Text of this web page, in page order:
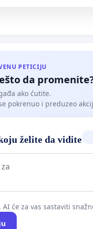
PETICIJU
da
ako ćutite.
pokrenuo i preduzeo
želite da vidite
će za vas sastaviti